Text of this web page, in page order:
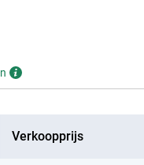
Verkoopprijs